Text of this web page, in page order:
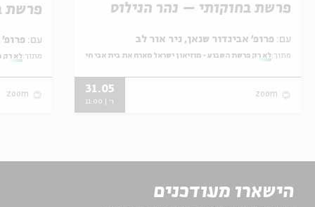
פרשת בחוקותי – נהר הנילוס
עם:
מתוך: לא רק פרשת השבוע - מוזיאון ישראל מארח את בית אבי חי
zoom
31.05
ו' | 11:00
פרשת
עם:
מתוך: לא רק
zoom
הישארו מעודכנים